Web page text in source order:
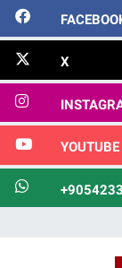
X
YOUTUBE